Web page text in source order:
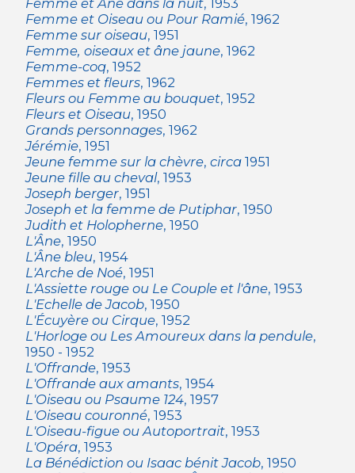
Femme et Âne dans la nuit, 1953
Femme et Oiseau ou Pour Ramié, 1962
Femme sur oiseau, 1951
Femme, oiseaux et âne jaune, 1962
Femme-coq, 1952
Femmes et fleurs, 1962
Fleurs ou Femme au bouquet, 1952
Fleurs et Oiseau, 1950
Grands personnages, 1962
Jérémie, 1951
Jeune femme sur la chèvre, circa1951
Jeune fille au cheval, 1953
Joseph berger, 1951
Joseph et la femme de Putiphar, 1950
Judith et Holopherne, 1950
L'Âne, 1950
L'Âne bleu, 1954
L'Arche de Noé, 1951
L'Assiette rouge ou Le Couple et l'âne, 1953
L'Echelle de Jacob, 1950
L'Écuyère ou Cirque, 1952
L'Horloge ou Les Amoureux dans la pendule,
1950 - 1952
L'Offrande, 1953
L'Offrande aux amants, 1954
L'Oiseau ou Psaume 124, 1957
L'Oiseau couronné, 1953
L'Oiseau-figue ou Autoportrait, 1953
L'Opéra, 1953
La Bénédiction ou Isaac bénit Jacob, 1950